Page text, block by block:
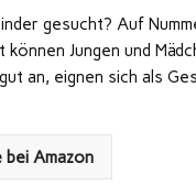
gesucht? Auf
können Jungen und
an, eignen sich als
bei Amazon